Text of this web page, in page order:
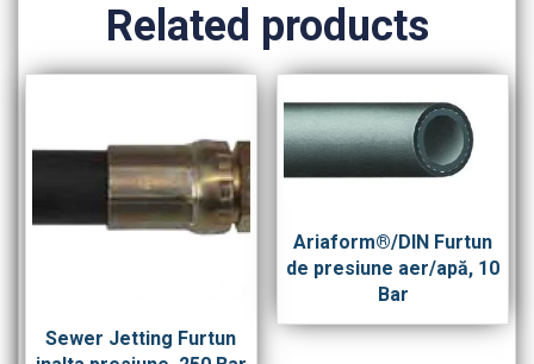
Related products
Sewer Jetting Furtun
Ariaform®/DIN Furtun
de presiune aer/apă, 10
Bar